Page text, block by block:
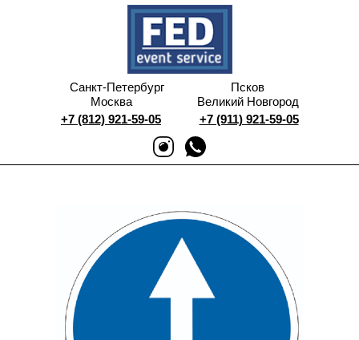
Санкт-Петербург
Москва
+7 (812) 921-59-05
Псков
Великий Новгород
+7 (911) 921-59-05